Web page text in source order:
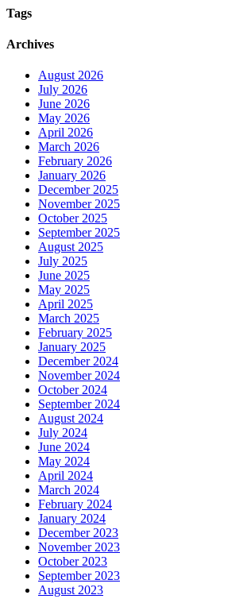
Tags
Archives
August 2026
July 2026
June 2026
May 2026
April 2026
March 2026
February 2026
January 2026
December 2025
November 2025
October 2025
September 2025
August 2025
July 2025
June 2025
May 2025
April 2025
March 2025
February 2025
January 2025
December 2024
November 2024
October 2024
September 2024
August 2024
July 2024
June 2024
May 2024
April 2024
March 2024
February 2024
January 2024
December 2023
November 2023
October 2023
September 2023
August 2023